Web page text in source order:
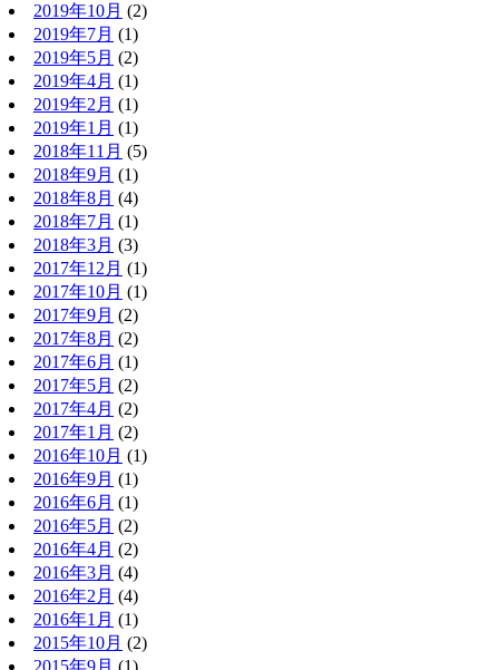
2019年10月 (2)
2019年7月 (1)
2019年5月 (2)
2019年4月 (1)
2019年2月 (1)
2019年1月 (1)
2018年11月 (5)
2018年9月 (1)
2018年8月 (4)
2018年7月 (1)
2018年3月 (3)
2017年12月 (1)
2017年10月 (1)
2017年9月 (2)
2017年8月 (2)
2017年6月 (1)
2017年5月 (2)
2017年4月 (2)
2017年1月 (2)
2016年10月 (1)
2016年9月 (1)
2016年6月 (1)
2016年5月 (2)
2016年4月 (2)
2016年3月 (4)
2016年2月 (4)
2016年1月 (1)
2015年10月 (2)